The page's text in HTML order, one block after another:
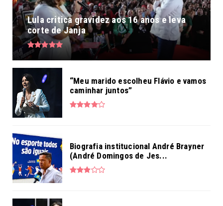
Lula critica gravidez aos 16 anos e leva
corte de Janja
“Meu marido escolheu Flávio e vamos
caminhar juntos”
Biografia institucional André Brayner
(André Domingos de Jes...